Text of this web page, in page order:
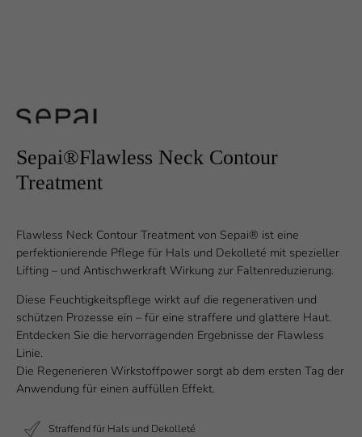
Sepai®Flawless Neck Contour
Treatment
Flawless Neck Contour Treatment von Sepai® ist eine
perfektionierende Pflege für Hals und Dekolleté mit spezieller
Lifting – und Antischwerkraft Wirkung zur Faltenreduzierung.
Diese Feuchtigkeitspflege wirkt auf die regenerativen und
schützen Prozesse ein – für eine straffere und glattere Haut.
Entdecken Sie die hervorragenden Ergebnisse der Flawless
Linie.
Die Regenerieren Wirkstoffpower sorgt ab dem ersten Tag der
Anwendung für einen auffüllen Effekt.
Straffend für Hals und Dekolleté